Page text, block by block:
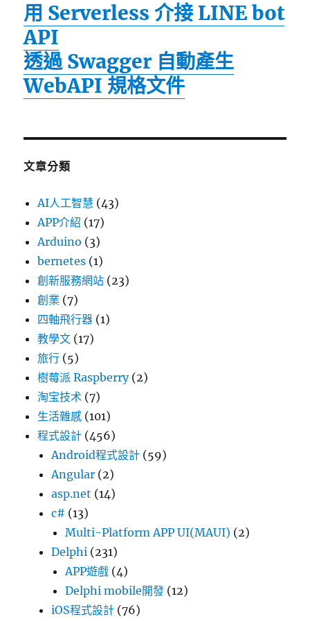
用 Serverless 介接 LINE bot
API
透過 Swagger 自動產生
WebAPI 規格文件
文章分類
AI人工智慧 (43)
APP介紹 (17)
Arduino (3)
bernetes (1)
創新服務網站 (23)
創業 (7)
四軸飛行器 (1)
教學文 (17)
旅行 (5)
樹莓派 Raspberry(2)
淘宝技术 (7)
生活雜感 (101)
程式設計 (456)
Android程式設計 (59)
Angular (2)
asp.net (14)
c# (13)
Multi-Platform APP UI(MAUI) (2)
Delphi (231)
APP遊戲 (4)
Delphi mobile開發 (12)
iOS程式設計 (76)